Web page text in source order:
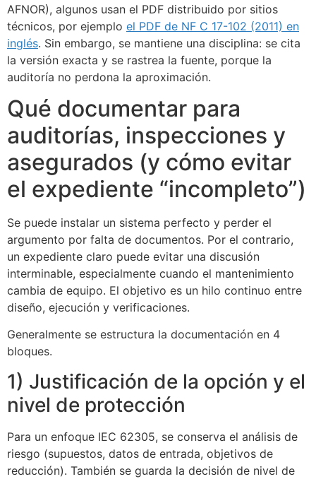
AFNOR), algunos usan el PDF distribuido por sitios
técnicos, por ejemplo el PDF de NF C 17-102 (2011) en
inglés. Sin embargo, se mantiene una disciplina: se cita
la versión exacta y se rastrea la fuente, porque la
auditoría no perdona la aproximación.
Qué documentar para
auditorías, inspecciones y
asegurados (y cómo evitar
el expediente “incompleto”)
Se puede instalar un sistema perfecto y perder el
argumento por falta de documentos. Por el contrario,
un expediente claro puede evitar una discusión
interminable, especialmente cuando el mantenimiento
cambia de equipo. El objetivo es un hilo continuo entre
diseño, ejecución y verificaciones.
Generalmente se estructura la documentación en 4
bloques.
1) Justificación de la opción y el
nivel de protección
Para un enfoque IEC 62305, se conserva el análisis de
riesgo (supuestos, datos de entrada, objetivos de
reducción). También se guarda la decisión de nivel de